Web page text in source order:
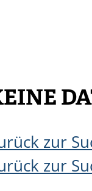
zur
zur